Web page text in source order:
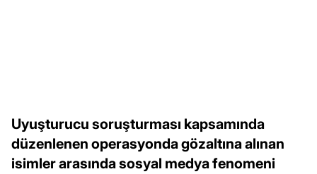
Uyuşturucu soruşturması kapsamında
düzenlenen operasyonda gözaltına alınan
isimler arasında sosyal medya fenomeni